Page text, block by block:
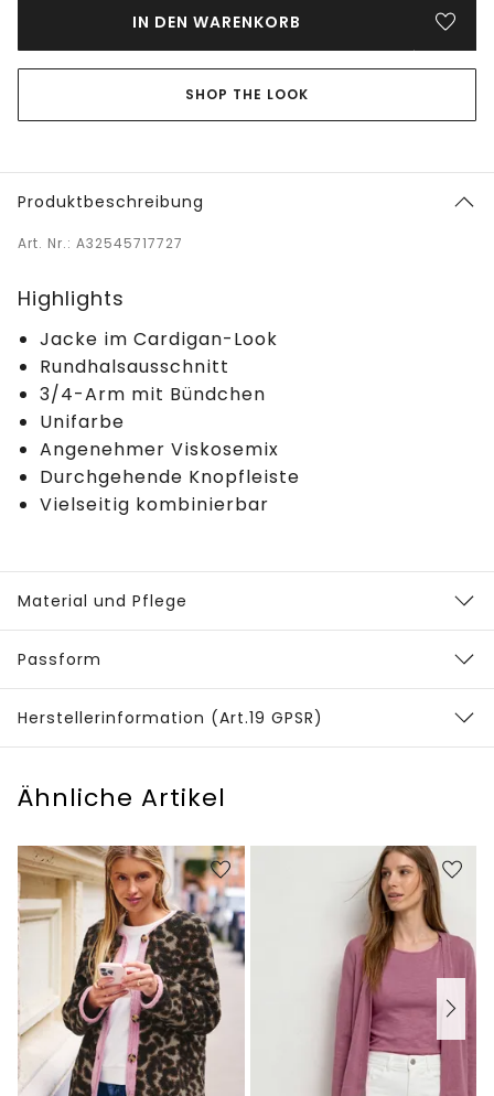
IN DEN WARENKORB
SHOP THE LOOK
Produktbeschreibung
Art. Nr.: A32545717727
Highlights
Jacke im Cardigan-Look
Rundhalsausschnitt
3/4-Arm mit Bündchen
Unifarbe
Angenehmer Viskosemix
Durchgehende Knopfleiste
Vielseitig kombinierbar
Material und Pflege
Passform
Herstellerinformation (Art.19 GPSR)
Ähnliche Artikel